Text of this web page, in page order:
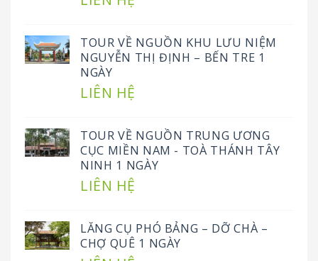
TOUR VỀ NGUỒN KHU LƯU NIỆM
NGUYỄN THỊ ĐỊNH – BẾN TRE 1
NGÀY
LIÊN HỆ
TOUR VỀ NGUỒN TRUNG ƯƠNG
CỤC MIỀN NAM - TOÀ THÁNH TÂY
NINH 1 NGÀY
LIÊN HỆ
LĂNG CỤ PHÓ BẢNG – DỠ CHÀ –
CHỢ QUÊ 1 NGÀY